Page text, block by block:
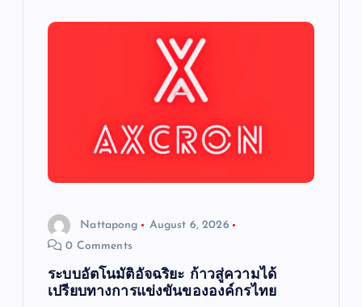
Nattapong
August 6, 2026
0 Comments
ระบบอัตโนมัติอัจฉริยะ ก้าวสู่ความได้
เปรียบทางการแข่งขันขององค์กรไทย